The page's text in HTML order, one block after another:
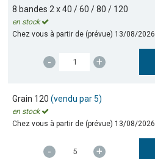
8 bandes 2 x 40 / 60 / 80 / 120
en stock
Chez vous à partir de (prévue) 13/08/2026
- +
Grain 120(vendu par 5)
en stock
Chez vous à partir de (prévue) 13/08/2026
- +